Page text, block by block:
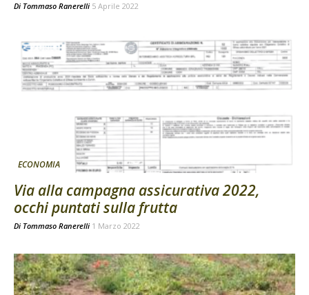
Di Tommaso Ranerelli 5 Aprile 2022
ECONOMIA
Via alla campagna assicurativa 2022,
occhi puntati sulla frutta
Di Tommaso Ranerelli 1 Marzo 2022